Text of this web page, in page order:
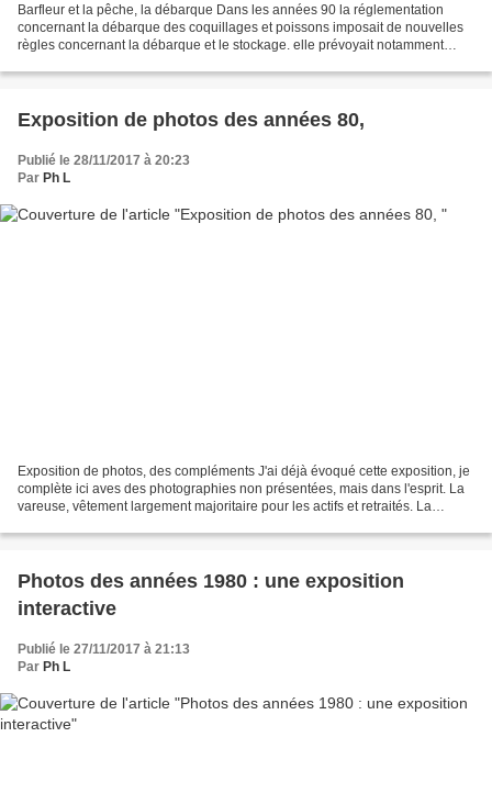
Barfleur et la pêche, la débarque Dans les années 90 la réglementation
concernant la débarque des coquillages et poissons imposait de nouvelles
règles concernant la débarque et le stockage. elle prévoyait notamment
Exposition de photos des années 80,
Publié le 28/11/2017 à 20:23
Par Ph L
Exposition de photos, des compléments J'ai déjà évoqué cette exposition, je
complète ici aves des photographies non présentées, mais dans l'esprit. La
vareuse, vêtement largement majoritaire pour les actifs et retraités. La
Photos des années 1980 : une exposition
interactive
Publié le 27/11/2017 à 21:13
Par Ph L